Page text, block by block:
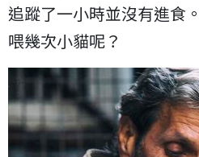
追蹤了一小時並沒有進食
喂幾次小貓呢？